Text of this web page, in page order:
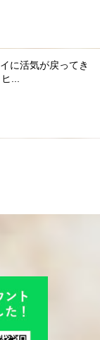
に活気が戻ってき
...